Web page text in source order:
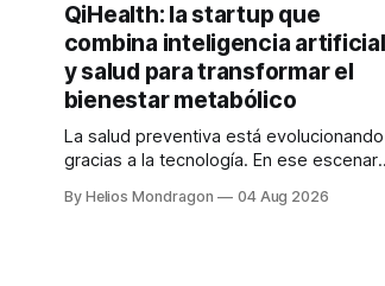
QiHealth: la startup que
combina inteligencia artificial
y salud para transformar el
bienestar metabólico
La salud preventiva está evolucionando
gracias a la tecnología. En ese
desarrolla un ecosistema digital capaz
By Helios Mondragon 04 Aug 2026